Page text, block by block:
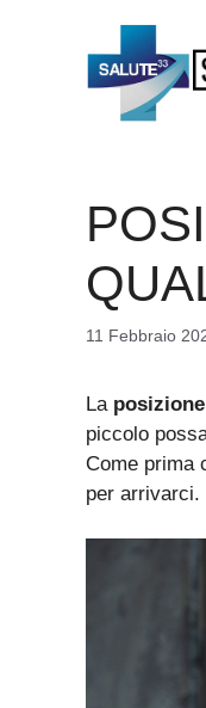
11 Febbraio
La
piccolo
Come prima
per arrivarci.